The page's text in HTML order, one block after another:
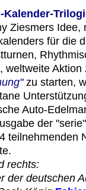
Kalender-
Ziesmers Idee,
für die
weltweite
zu starten,
Auto-
der
teilnehmenden
rechts:
der deutschen